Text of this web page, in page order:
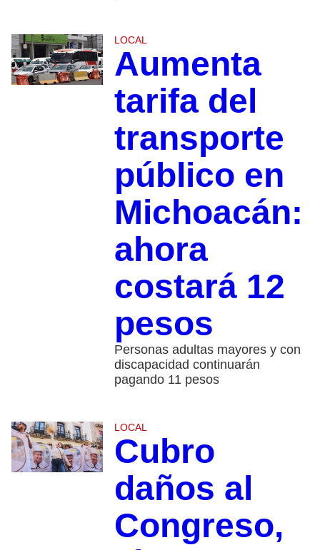
LOCAL
Aumenta
tarifa del
transporte
público en
Michoacán:
ahora
costará 12
pesos
Personas adultas mayores y con
discapacidad continuarán
pagando 11 pesos
LOCAL
Cubro
daños al
Congreso,